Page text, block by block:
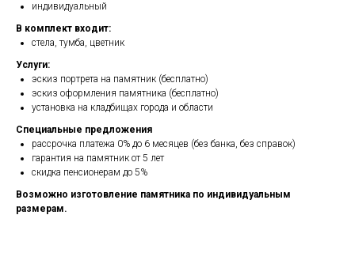
индивидуальный
В комплект входит:
стела, тумба, цветник
Услуги:
эскиз портрета на памятник (бесплатно)
эскиз оформления памятника (бесплатно)
установка на кладбищах города и области
Специальные предложения
рассрочка платежа 0% до 6 месяцев (без банка, без справок)
гарантия на памятник от 5 лет
скидка пенсионерам до 5%
Возможно изготовление памятника по индивидуальным
размерам.